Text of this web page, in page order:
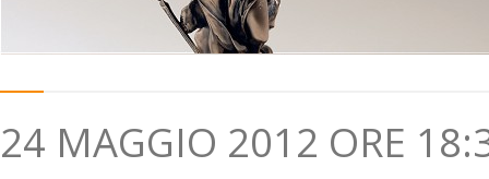
24 MAGGIO 2012 ORE